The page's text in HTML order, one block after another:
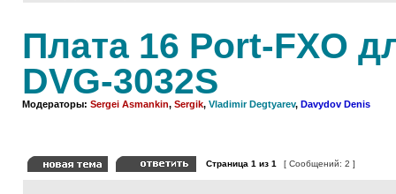
Плата 16 Port-FXO
DVG-3032S
Модераторы: Sergei Asmankin, Sergik, Vladimir Degtyarev, Davydov Denis
Страница 1 из 1 [ Сообщений: 2 ]